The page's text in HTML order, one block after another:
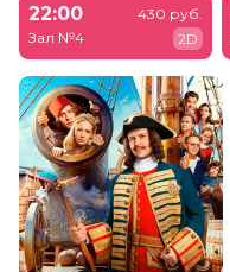
22:00
Зал №4
430 руб.
2D